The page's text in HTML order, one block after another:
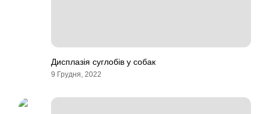
Дисплазія суглобів у собак
9 Грудня, 2022